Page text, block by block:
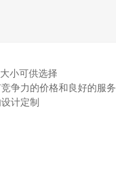
小可供选择
争力的价格和良好的服务
计定制